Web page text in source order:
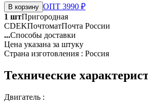
В корзину ОПТ 3990 ₽
1 штПригородная
CDEKПочтоматПочта России
...Способы доставки
Цена указана за штуку
Страна изготовления : Россия
Технические
Двигатель :